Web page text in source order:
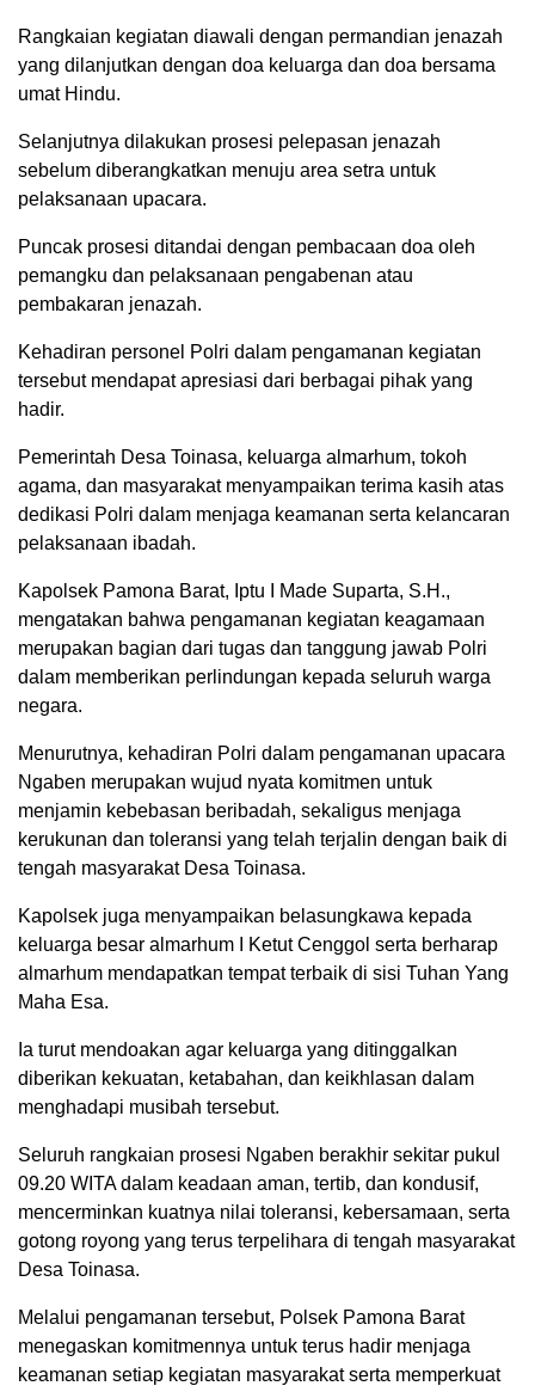
Rangkaian kegiatan diawali dengan permandian jenazah
yang dilanjutkan dengan doa keluarga dan doa bersama
umat Hindu.
Selanjutnya dilakukan prosesi pelepasan jenazah
sebelum diberangkatkan menuju area setra untuk
pelaksanaan upacara.
Puncak prosesi ditandai dengan pembacaan doa oleh
pemangku dan pelaksanaan pengabenan atau
pembakaran jenazah.
Kehadiran personel Polri dalam pengamanan kegiatan
tersebut mendapat apresiasi dari berbagai pihak yang
hadir.
Pemerintah Desa Toinasa, keluarga almarhum, tokoh
agama, dan masyarakat menyampaikan terima kasih atas
dedikasi Polri dalam menjaga keamanan serta kelancaran
pelaksanaan ibadah.
Kapolsek Pamona Barat, Iptu I Made Suparta, S.H.,
mengatakan bahwa pengamanan kegiatan keagamaan
merupakan bagian dari tugas dan tanggung jawab Polri
dalam memberikan perlindungan kepada seluruh warga
negara.
Menurutnya, kehadiran Polri dalam pengamanan upacara
Ngaben merupakan wujud nyata komitmen untuk
menjamin kebebasan beribadah, sekaligus menjaga
kerukunan dan toleransi yang telah terjalin dengan baik di
tengah masyarakat Desa Toinasa.
Kapolsek juga menyampaikan belasungkawa kepada
keluarga besar almarhum I Ketut Cenggol serta berharap
almarhum mendapatkan tempat terbaik di sisi Tuhan Yang
Maha Esa.
Ia turut mendoakan agar keluarga yang ditinggalkan
diberikan kekuatan, ketabahan, dan keikhlasan dalam
menghadapi musibah tersebut.
Seluruh rangkaian prosesi Ngaben berakhir sekitar pukul
09.20 WITA dalam keadaan aman, tertib, dan kondusif,
mencerminkan kuatnya nilai toleransi, kebersamaan, serta
gotong royong yang terus terpelihara di tengah masyarakat
Desa Toinasa.
Melalui pengamanan tersebut, Polsek Pamona Barat
menegaskan komitmennya untuk terus hadir menjaga
keamanan setiap kegiatan masyarakat serta memperkuat